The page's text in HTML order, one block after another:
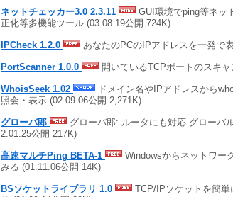
ネットチェッカー3.0 2.3.11
GUI環境でping等ネッ
正化等多機能ツール (03.08.19公開 724K)
IPCheck 1.2.0 あなたのPCのIPアドレスを一発で
PortScanner 1.0.0 開いているTCPポートのスキ
WhoisSeek 1.02
ドメイン名やIPアドレスから
照会・表示 (02.09.06公開 2,271K)
グローバ郎
グローバ郎: ルータにも対応 グローバ
2.01.25公開 217K)
高速マルチPing BETA-1
Windowsからネットワー
みる (01.11.06公開 14K)
BSソケットライブラリ 1.0
TCP/IPソケットを簡単